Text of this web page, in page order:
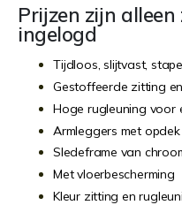
afbeeldingen-
gallerij
Prijzen zijn
ingelogd
Tijdloos, slijtvast,
Gestoffeerde zitting
Hoge rugleuning voor
Armleggers met opdek
Sledeframe van
Met vloerbescherming
Kleur zitting en